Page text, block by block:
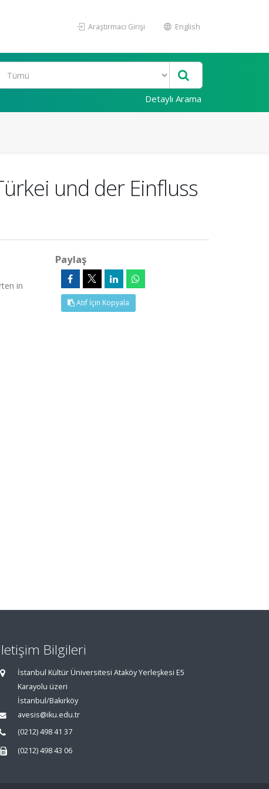
Araştırmacı Girişi English
Detaylı Arama
und der Einfluss
in
Paylaş
Atıf İçin Kopyala
Bilgileri
İstanbul Kültür Üniversitesi Ataköy Yerleşkesi E5
Karayolu üzeri
İstanbul/Bakırköy
avesis@iku.edu.tr
(0212) 498 41 37
(0212) 498 43 06